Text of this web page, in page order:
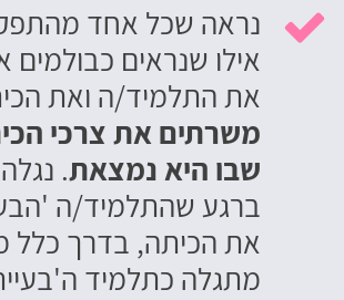

נראה שכל אחד
אילו שנראים כבולמים
את התלמיד/ה ואת
משרתים את צרכי
שבו היא נמצאת.
ברגע שהתלמיד/ה
את הכיתה, בדרך כלל
מתגלה כתלמיד